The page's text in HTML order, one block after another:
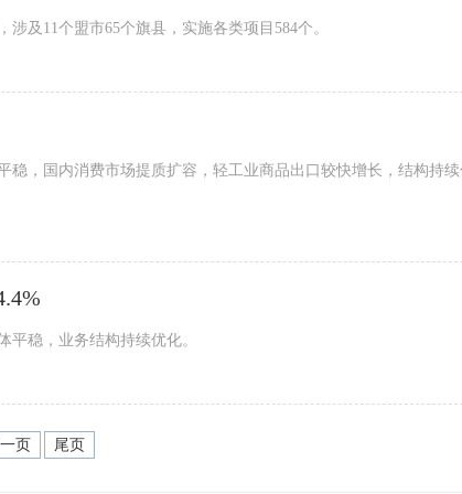
及11个盟市65个旗县，实施各类项目584个。
，国内消费市场提质扩容，轻工业商品出口较快增长，结构持
平稳，业务结构持续优化。
页 尾页